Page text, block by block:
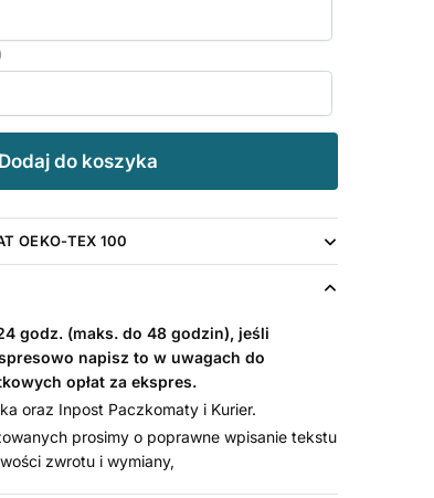
Dodaj do koszyka
OEKO-TEX 100
godz. (maks. do 48 godzin), jeśli
napisz to w uwagach do
opłat za ekspres.
oraz Inpost Paczkomaty i Kurier.
prosimy o poprawne wpisanie tekstu
zwrotu i wymiany,